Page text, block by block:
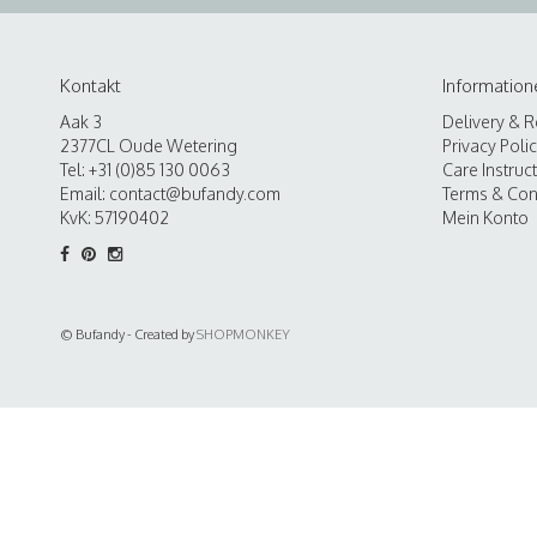
Kontakt
Aak 3
2377CL Oude Wetering
Tel: +31 (0)85 130 0063
Email: contact@bufandy.com
KvK: 57190402
Delivery &
Privacy
Care
Terms &
Mein Konto
© Bufandy - Created bySHOPMONKEY